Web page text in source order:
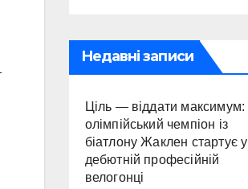
Недавні записи
Ціль — віддати максимум:
олімпійський чемпіон із
біатлону Жаклен стартує у
дебютній професійній
велогонці